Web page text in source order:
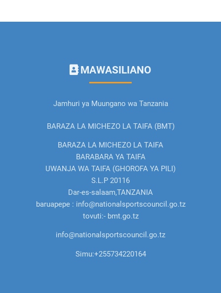
MAWASILIANO
Jamhuri ya Muungano wa Tanzania
BARAZA LA MICHEZO LA TAIFA (BMT)
BARAZA LA MICHEZO LA TAIFA
BARABARA YA TAIFA
UWANJA WA TAIFA (GHOROFA YA PILI)
S.L.P 20116
Dar-es-salaam,TANZANIA
baruapepe : info@nationalsportscouncil.go.tz
tovuti:- bmt.go.tz
info@nationalsportscouncil.go.tz
Simu:+255734220164